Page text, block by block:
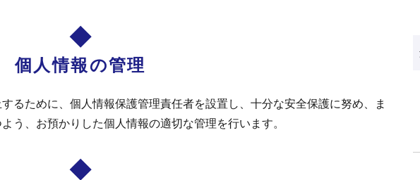
個人情報の管理
るために、個人情報保護管理責任者を設置し、十分な安全保護に努め、ま
う、お預かりした個人情報の適切な管理を行います。